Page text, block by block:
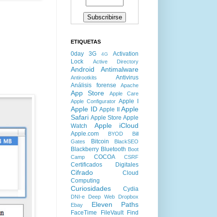
ETIQUETAS
0day 3G 4G
Activation
Lock
Active Directory
Android Antimalware
Antirootkits
Antivirus
Análisis forense
Apache
App Store
Apple Care
Apple Configurator Apple I
Apple ID Apple II
Apple
Safari Apple Store Apple
Watch
Apple iCloud
Apple.com BYOD
Bill
Gates
Bitcoin BlackSEO
Blackberry Bluetooth Boot
Camp
COCOA CSRF
Certificados Digitales
Cifrado
Cloud
Computing
Curiosidades Cydia
DNI-e Deep Web
Dropbox
Ebay
Eleven Paths
FaceTime FileVault Find